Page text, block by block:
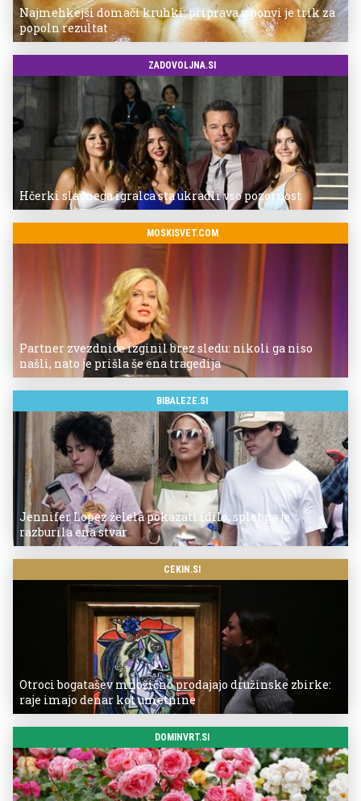
Najmehkejši domači kruhki: priprava v ponvi je trik za
popoln rezultat
ZADOVOLJNA.SI
Hčerki slavnega igralca sta ukradli vso pozornost
MOSKISVET.COM
Partner zvezdnice izginil brez sledu: nikoli ga niso
našli, nato je prišla še ena tragedija
BIBALEZE.SI
Jennifer Lopez želela pokazati idilo, splet pa je
razburila ena stvar
CEKIN.SI
Otroci bogatašev množično prodajajo družinske zbirke:
raje imajo denar kot umetnine
DOMINVRT.SI